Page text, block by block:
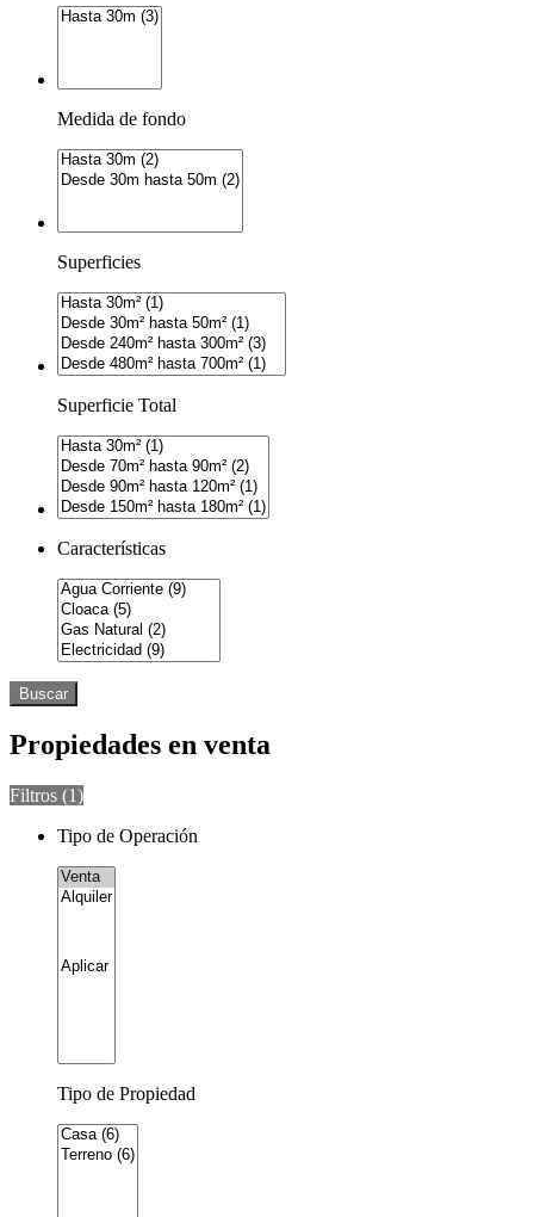
Medida de fondo
Superficies
Superficie Total
Características
Buscar
Propiedades en venta
Filtros (1)
Tipo de Operación
Tipo de Propiedad